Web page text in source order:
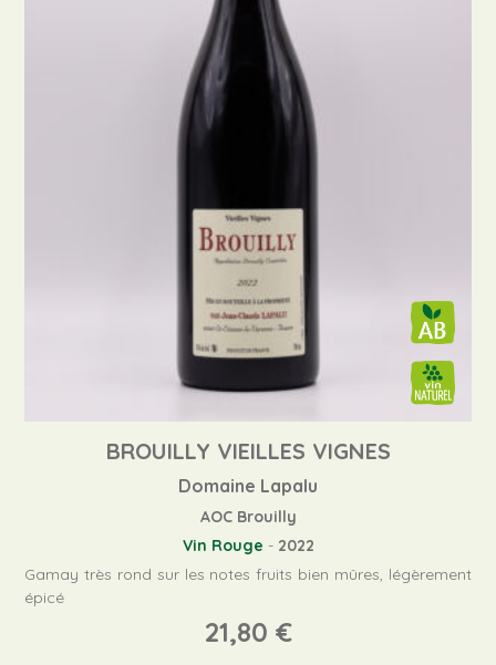
BROUILLY VIEILLES VIGNES
Domaine Lapalu
AOC Brouilly
Vin Rouge - 2022
Gamay très rond sur les notes fruits bien mûres, légèrement
épicé
21,80 €